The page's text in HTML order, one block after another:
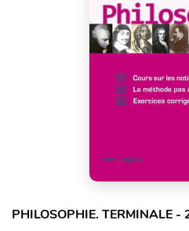
PHILOSOPHIE. TERMINALE -